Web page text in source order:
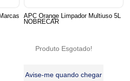
APC Orange Limpador Multiuso 5L
NOBRECAR
Produto Esgotado!
Avise-me quando chegar